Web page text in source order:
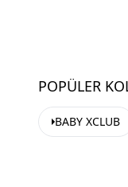
POPÜLER
BABY XCLUB